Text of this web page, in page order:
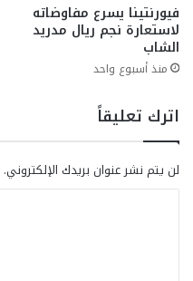
فيورنتينا يسرع مفاوضاته
لاستعارة نجم ريال مدريد
الشاب
منذ أسبوع واحد
اترك تعليقاً
لن يتم نشر عنوان بريدك الإلكتروني.